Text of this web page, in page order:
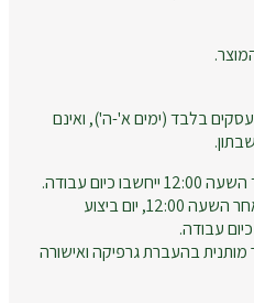
עסקים בלבד (ימים א'-ה'), ואינם
כיום עבודה.
הזמנות שיבוצעו לאחר השעה 12:00, יום ביצוע
עבודה.
מותנית בהעברת גרפיקה ואישורה